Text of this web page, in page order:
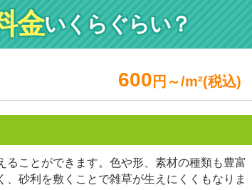
金いくらぐらい？
600 円～/m²(税込)
ることができます。色や形、素材の種類も豊富
、砂利を敷くことで雑草が生えにくくもなりま